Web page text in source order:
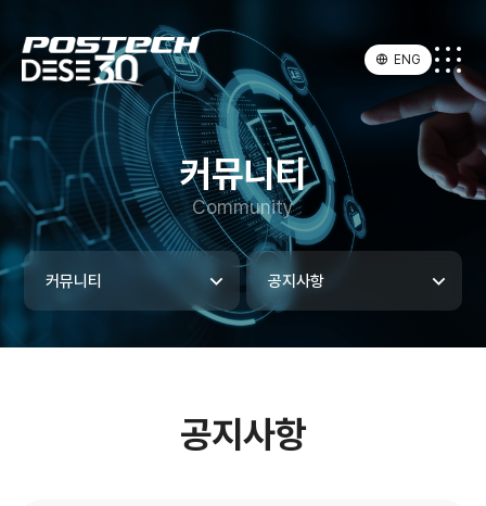
ENG
커뮤니티
Community
커뮤니티 공지사항
공지사항